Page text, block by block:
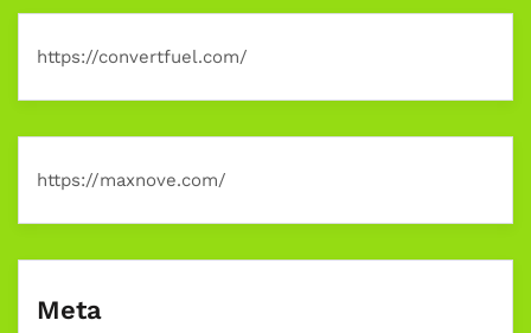
https://convertfuel.com/
https://maxnove.com/
Meta